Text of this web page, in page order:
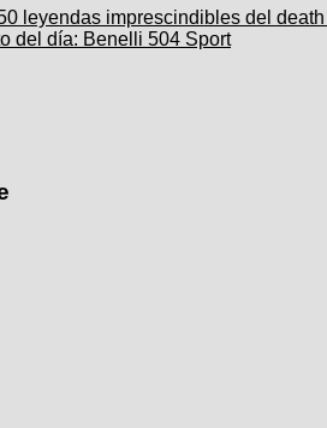
leyendas imprescindibles del
del día: Benelli 504 Sport